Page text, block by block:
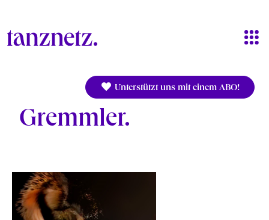
Unterstützt uns mit einem ABO!
Gremmler